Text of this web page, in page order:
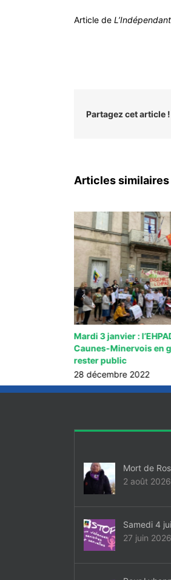
Article de L’Indépendant
Partagez cet article !
Articles similaires
Mardi 3 janvier :
Caunes-Minervois en
rester public
28 décembre 2022
Mort de
2 août 2026
Samedi 4
27 juin 2026